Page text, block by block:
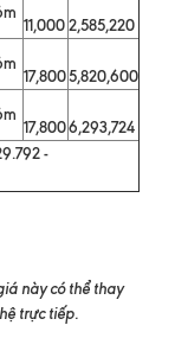
11,0002,585,220
17,8005,820,600
17,8006,293,724
-
này có thể thay
trực tiếp.